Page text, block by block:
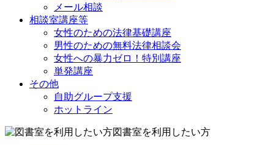
メール相談
相談室講座等
女性のための法律基礎講座
男性のための無料法律相談会
女性への暴力ゼロ！特別講座
単発講座
その他
自助グループ支援
ホットライン
図書室を利用したい方